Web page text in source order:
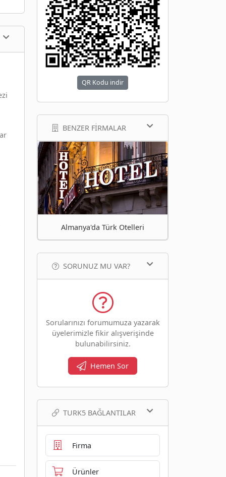
QR Kodu indir
BENZER FIRMALAR
Almanya'da Türk Otelleri
SORUNUZ MU VAR?
Sorularınızı forumumuza yazarak
üyelerimizle fikir alışverişinde
bulunabilirsiniz.
Hemen Sor
TURK5 BAĞLANTILAR
Firma
Ürünler